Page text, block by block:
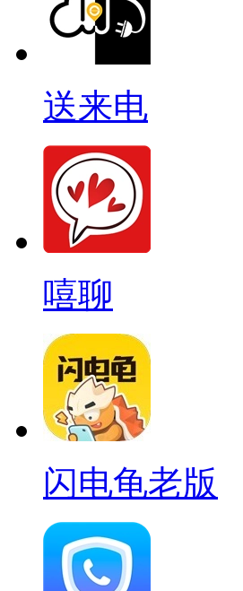
送来电
嘻聊
闪电龟老版